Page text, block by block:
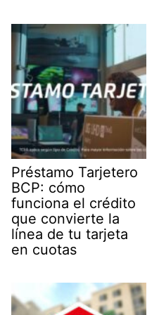
Préstamo Tarjetero
BCP: cómo
funciona el crédito
que convierte la
línea de tu tarjeta
en cuotas